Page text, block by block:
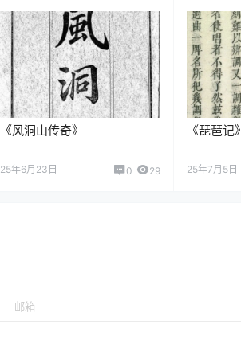
《风洞山传奇》
25年6月23日 0 29
《琵琶记》
25年7月5日